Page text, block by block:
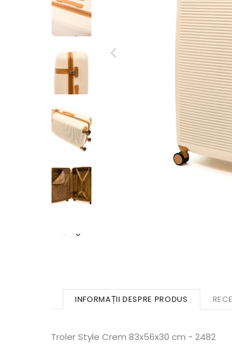
INFORMAȚII DESPRE PRODUS
Troler Style Crem 83x56x30 cm - 2482